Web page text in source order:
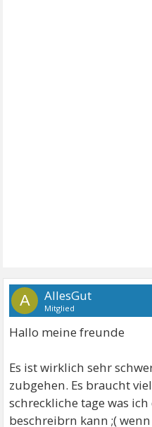
A AllesGut
Mitglied
Hallo meine freunde
Es ist wirklich sehr
zubgehen. Es braucht
schreckliche tage was
beschreibrn kann ;(